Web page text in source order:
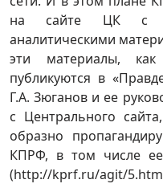
на сайте ЦК с
аналитическими
эти материалы, как
публикуются в
Г.А. Зюганов и ее
с Центрального
образно
КПРФ, в том числе
(http://kprf.ru/agit/